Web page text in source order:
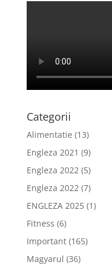
Categorii
Alimentatie (13)
Engleza 2021 (9)
Engleza 2022(5)
Engleza 2022(7)
ENGLEZA 2025(1)
Fitness (6)
Important(165)
Magyarul (36)